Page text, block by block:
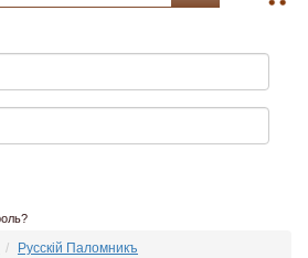
Русскiй Паломникъ